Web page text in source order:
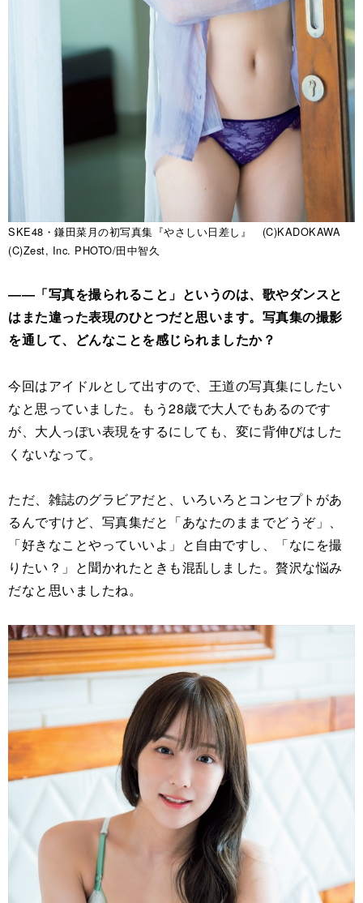
SKE48・鎌田菜月の初写真集『やさしい日差し』 (C)KADOKAWA
(C)Zest, Inc. PHOTO/田中智久
――「写真を撮られること」というのは、歌やダンスと
はまた違った表現のひとつだと思います。写真集の撮影
を通して、どんなことを感じられましたか？
今回はアイドルとして出すので、王道の写真集にしたい
なと思っていました。もう28歳で大人でもあるのです
が、大人っぽい表現をするにしても、変に背伸びはした
くないなって。
ただ、雑誌のグラビアだと、いろいろとコンセプトがあ
るんですけど、写真集だと「あなたのままでどうぞ」、
「好きなことやっていいよ」と自由ですし、「なにを撮
りたい？」と聞かれたときも混乱しました。贅沢な悩み
だなと思いましたね。